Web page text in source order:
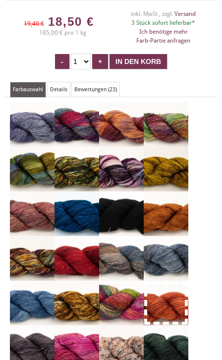
19,40 € 18,50 €
185,00 € pro 1 kg
inkl. MwSt , zzgl. Versand
3 Stück sofort lieferbar*
Ich benötige mehr
Farb-Partie anfragen
Farbauswahl Details Bewertungen (23)